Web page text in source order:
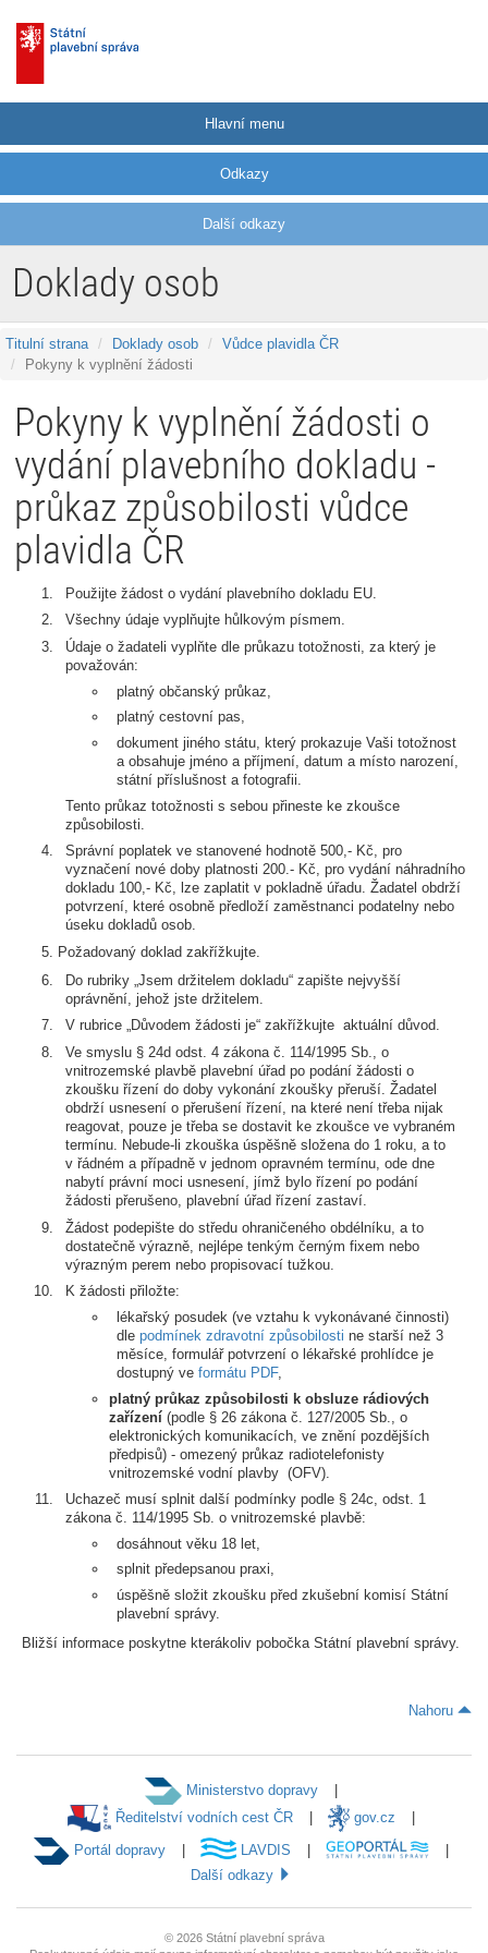
Hlavní menu
Odkazy
Další odkazy
Doklady osob
Titulní strana Doklady osob
Vůdce plavidla ČR
Pokyny k vyplnění žádosti
Pokyny k vyplnění žádosti o
vydání plavebního dokladu -
průkaz způsobilosti vůdce
plavidla ČR
Použijte žádost o vydání plavebního dokladu EU.
Všechny údaje vyplňujte hůlkovým písmem.
Údaje o žadateli vyplňte dle průkazu totožnosti, za který je
považován:
platný občanský průkaz,
platný cestovní pas,
dokument jiného státu, který prokazuje Vaši totožnost
a obsahuje jméno a příjmení, datum a místo narození,
státní příslušnost a fotografii.
Tento průkaz totožnosti s sebou přineste ke zkoušce
způsobilosti.
Správní poplatek ve stanovené hodnotě 500,- Kč, pro
vyznačení nové doby platnosti 200.- Kč, pro vydání náhradního
dokladu 100,- Kč, lze zaplatit v pokladně úřadu. Žadatel obdrží
potvrzení, které osobně předloží zaměstnanci podatelny nebo
úseku dokladů osob.
Požadovaný doklad zakřížkujte.
Do rubriky „Jsem držitelem dokladu“ zapište nejvyšší
oprávnění, jehož jste držitelem.
V rubrice „Důvodem žádosti je“ zakřížkujte aktuální důvod.
Ve smyslu § 24d odst. 4 zákona č. 114/1995 Sb., o
vnitrozemské plavbě plavební úřad po podání žádosti o
zkoušku řízení do doby vykonání zkoušky přeruší. Žadatel
obdrží usnesení o přerušení řízení, na které není třeba nijak
reagovat, pouze je třeba se dostavit ke zkoušce ve vybraném
termínu. Nebude-li zkouška úspěšně složena do 1 roku, a to
v řádném a případně v jednom opravném termínu, ode dne
nabytí právní moci usnesení, jímž bylo řízení po podání
žádosti přerušeno, plavební úřad řízení zastaví.
Žádost podepište do středu ohraničeného obdélníku, a to
dostatečně výrazně, nejlépe tenkým černým fixem nebo
výrazným perem nebo propisovací tužkou.
K žádosti přiložte:
lékařský posudek (ve vztahu k vykonávané činnosti)
dle podmínek zdravotní způsobilosti ne starší než 3
měsíce, formulář potvrzení o lékařské prohlídce je
dostupný ve formátu PDF,
platný průkaz způsobilosti k obsluze rádiových
zařízení(podle § 26 zákona č. 127/2005 Sb., o
elektronických komunikacích, ve znění pozdějších
předpisů) - omezený průkaz radiotelefonisty
vnitrozemské vodní plavby (OFV).
Uchazeč musí splnit další podmínky podle § 24c, odst. 1
zákona č. 114/1995 Sb. o vnitrozemské plavbě:
dosáhnout věku 18 let,
splnit předepsanou praxi,
úspěšně složit zkoušku před zkušební komisí Státní
plavební správy.
Bližší informace poskytne kterákoliv pobočka Státní plavební správy.
Nahoru
Ministerstvo dopravy
Ředitelství vodních cest ČR
gov.cz
Portál dopravy
LAVDIS
Další odkazy
© 2026 Státní plavební správa